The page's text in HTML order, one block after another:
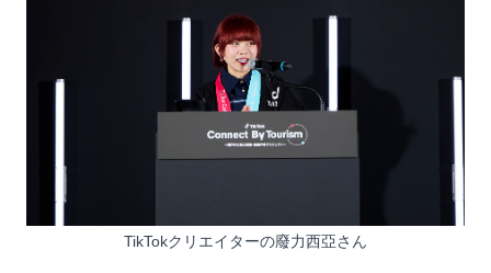
TikTokクリエイターの廢力西亞さん